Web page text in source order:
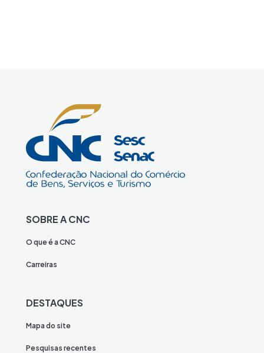
SOBRE A CNC
O que é a CNC
Carreiras
DESTAQUES
Mapa do site
Pesquisas recentes